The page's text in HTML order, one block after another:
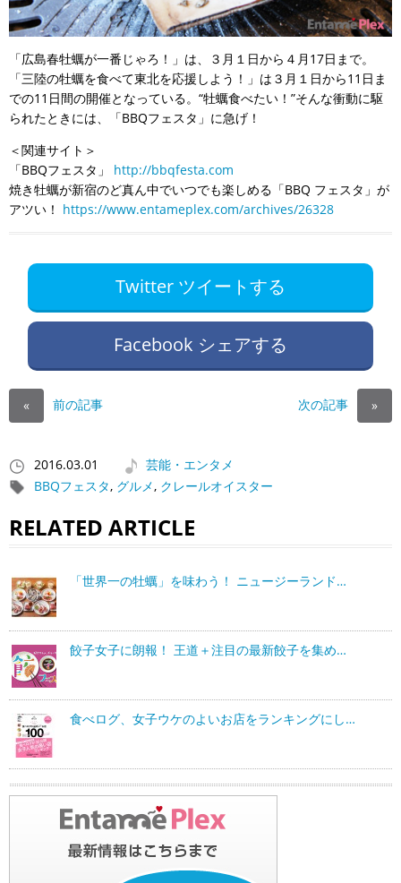
「広島春牡蠣が一番じゃろ！」は、３月１日から４月17日まで。
「三陸の牡蠣を食べて東北を応援しよう！」は３月１日から11日ま
での11日間の開催となっている。“牡蠣食べたい！”そんな衝動に駆
られたときには、「BBQフェスタ」に急げ！
＜関連サイト＞
「BBQフェスタ」 http://bbqfesta.com
焼き牡蠣が新宿のど真ん中でいつでも楽しめる「BBQ フェスタ」が
アツい！ https://www.entameplex.com/archives/26328
Twitter ツイートする
Facebook シェアする
« 前の記事 次の記事 »
2016.03.01
芸能・エンタメ
BBQフェスタ, グルメ, クレールオイスター
RELATED ARTICLE
「世界一の牡蠣」を味わう！ ニュージーランド…
餃子女子に朗報！ 王道＋注目の最新餃子を集め…
食べログ、女子ウケのよいお店をランキングにし…